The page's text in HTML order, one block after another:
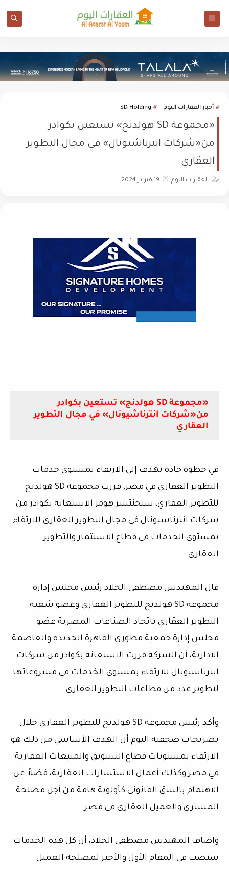
أخبار العقارات اليوم SD Holding
«مجموعة SD هولدنج» تستعين بكوادر
من«شركات انترناشيونال» في مجال التطوير
العقاري
العقارات اليوم 19 فبراير 2024
«مجموعة SD هولدنج» تستعين بكوادر
من«شركات انترناشيونال» في مجال التطوير
العقاري
في خطوة جادة تهدف إلى الارتقاء بمستوى خدمات
التطوير العقاري في مصر، قررت مجموعة SD هولدنج
للتطوير العقاري، سيجنتشر هومز الاستعانة بكوادر من
شركات انترناشيونال في مجال التطوير العقاري للارتقاء
بمستوى الخدمات في قطاع الاستثمار والتطوير
العقاري.
قال المهندس مصطفى الجلاد رئيس مجلس إدارة
مجموعة SD هولدنج للتطوير العقاري وعضو شعبة
التطوير العقاري باتحاد الصناعات المصرية عضو
مجلس إدارة جمعية مطورى القاهرة الجديدة والعاصمة
الادارية، أن الشركة قررت الاستعانة بكوادر من شركات
انترناشيونال للارتقاء بمستوى الخدمات في مشروعاتها
لتطوير عدد من قطاعات التطوير العقاري.
وأكد رئيس مجموعة SD هولدنج للتطوير العقاري خلال
تصريحات صحفية اليوم أن الهدف الأساسي من ذلك هو
الارتقاء بمستويات قطاع التسويق والمبيعات العقارية
في مصر وكذلك أعمال الاستشارات العقارية، فضلاً عن
الاهتمام بالشق القانونى كأولوية هامة من أجل مصلحة
المشترى والعميل العقاري في مصر.
واضاف المهندس مصطفى الجلاد، أن كل هذه الخدمات
ستصب في المقام الأول والأخير لمصلحة العميل